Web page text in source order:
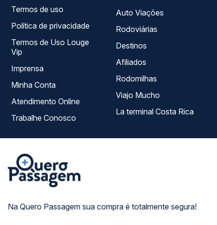
Na Quero Passagem sua compra é totalmente segura!
Termos de uso
Política de privacidade
Termos de Uso Louge
Vip
Imprensa
Minha Conta
Atendimento Online
Trabalhe Conosco
Auto Viações
Rodoviárias
Destinos
Afiliados
Rodomilhas
Viajo Mucho
La terminal Costa Rica